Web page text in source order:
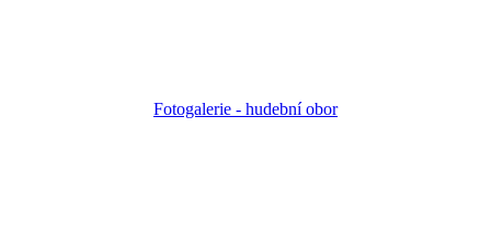
Fotogalerie - hudební obor